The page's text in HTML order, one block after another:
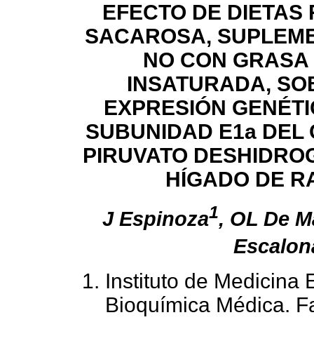
EFECTO DE DIETAS
SACAROSA,
NO CON GRASA
INSATURADA,
EXPRESIÓN
SUBUNIDAD E1a DEL
PIRUVATO
HÍGADO DE
J Espinoza1, OL De
Instituto de Medicina
Bioquímica Médica.